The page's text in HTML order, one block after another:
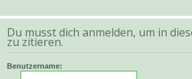
uc
he
Du musst dich anmelden, um in
zu zitieren.
Benutzername: